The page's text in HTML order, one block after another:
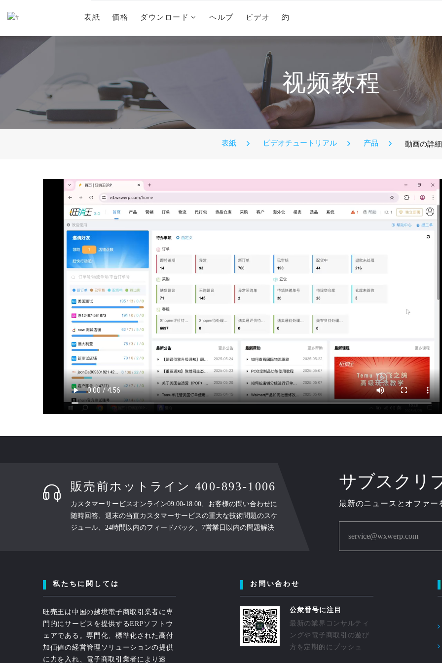
表紙 価格 ダウンロード ヘルプ ビデオ 約
视频教程
表紙 ビデオチュートリアル 产品 動画の詳細
販売前ホットライン 400-893-1006
カスタマーサービスオンライン09:00-18:00、お客様の問い合わせに
随時回答、週末の当直カスタマーサービスの重大な技術問題のスケ
ジュール、24時間以内のフィードバック、7営業日以内の問題解決
サブスクリ
最新のニュースとオファー
service@wxwerp.com
私たちに関しては
旺売王は中国の越境電子商取引業者に専
門的にサービスを提供するERPソフトウ
ェアである。専門化、標準化された高付
加価値の経営管理ソリューションの提供
に力を入れ、電子商取引業者により速
お問い合わせ
公衆番号に注目
最新の業界コンサルティ
ングや電子商取引の遊び
方を定期的にプッシュ